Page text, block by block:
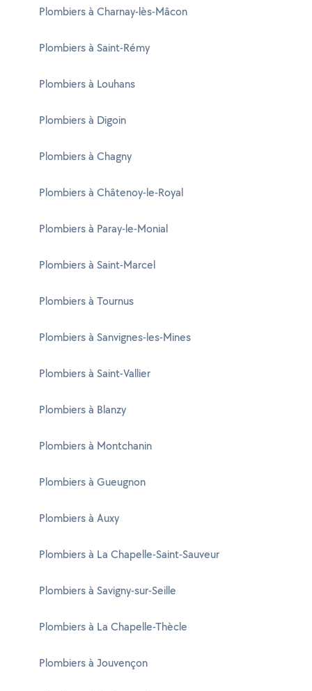
Plombiers à Charnay-lès-Mâcon
Plombiers à Saint-Rémy
Plombiers à Louhans
Plombiers à Digoin
Plombiers à Chagny
Plombiers à Châtenoy-le-Royal
Plombiers à Paray-le-Monial
Plombiers à Saint-Marcel
Plombiers à Tournus
Plombiers à Sanvignes-les-Mines
Plombiers à Saint-Vallier
Plombiers à Blanzy
Plombiers à Montchanin
Plombiers à Gueugnon
Plombiers à Auxy
Plombiers à La Chapelle-Saint-Sauveur
Plombiers à Savigny-sur-Seille
Plombiers à La Chapelle-Thècle
Plombiers à Jouvençon